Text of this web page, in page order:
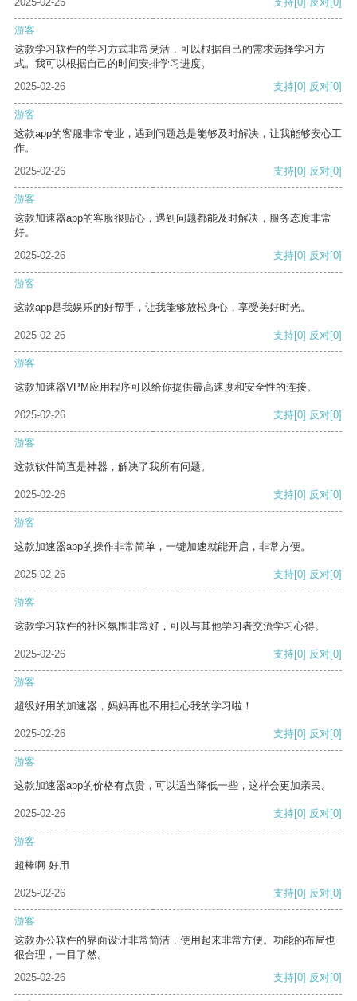
游客
这款学习软件的学习方式非常灵活，可以根据自己的需求选择学习方
式。我可以根据自己的时间安排学习进度。
2025-02-26
支持[0] 反对[0]
游客
这款app的客服非常专业，遇到问题总是能够及时解决，让我能够安心工
作。
2025-02-26
支持[0] 反对[0]
游客
这款加速器app的客服很贴心，遇到问题都能及时解决，服务态度非常
好。
2025-02-26
支持[0] 反对[0]
游客
这款app是我娱乐的好帮手，让我能够放松身心，享受美好时光。
2025-02-26 支持[0] 反对[0]
游客
这款加速器VPM应用程序可以给你提供最高速度和安全性的连接。
2025-02-26 支持[0] 反对[0]
游客
这款软件简直是神器，解决了我所有问题。
2025-02-26 支持[0] 反对[0]
游客
这款加速器app的操作非常简单，一键加速就能开启，非常方便。
2025-02-26 支持[0] 反对[0]
游客
这款学习软件的社区氛围非常好，可以与其他学习者交流学习心得。
2025-02-26 支持[0] 反对[0]
游客
超级好用的加速器，妈妈再也不用担心我的学习啦！
2025-02-26 支持[0] 反对[0]
游客
这款加速器app的价格有点贵，可以适当降低一些，这样会更加亲民。
2025-02-26 支持[0] 反对[0]
游客
超棒啊 好用
2025-02-26 支持[0] 反对[0]
游客
这款办公软件的界面设计非常简洁，使用起来非常方便。功能的布局也
很合理，一目了然。
2025-02-26
支持[0] 反对[0]